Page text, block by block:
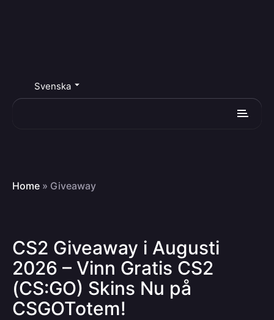
Svenska
Home » Giveaway
CS2 Giveaway i Augusti
2026 – Vinn Gratis CS2
(CS:GO) Skins Nu på
CSGOTotem!